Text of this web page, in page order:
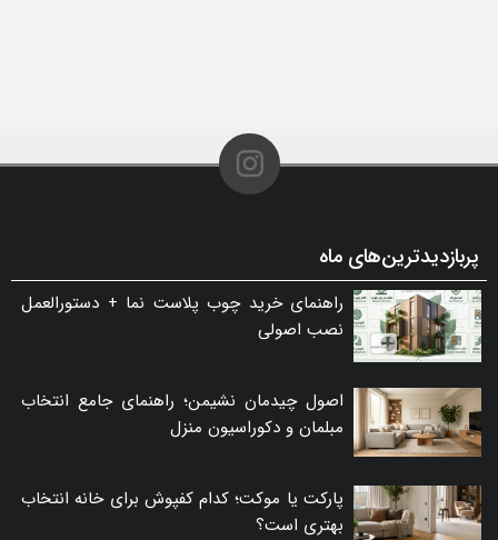
پربازدیدترین‌های ماه
راهنمای خرید چوب پلاست نما + دستورالعمل
نصب اصولی
اصول چیدمان نشیمن؛ راهنمای جامع انتخاب
مبلمان و دکوراسیون منزل
پارکت یا موکت؛ کدام کفپوش برای خانه انتخاب
بهتری است؟